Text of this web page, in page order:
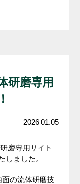
研磨専用
2026.01.05
磨専用サイト
しました。
面の流体研磨技